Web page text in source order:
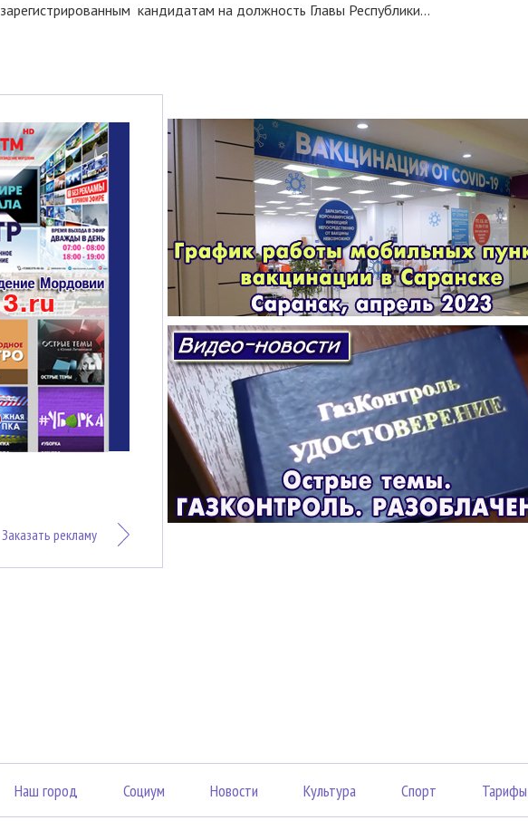
зарегистрированным кандидатам на должность Главы Республики...
Заказать рекламу
Наш город Социум Новости Культура Спорт Тарифы